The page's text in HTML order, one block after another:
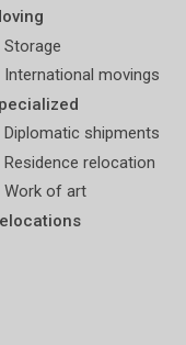
Storage
International movings
Diplomatic shipments
Residence relocation
Work of art